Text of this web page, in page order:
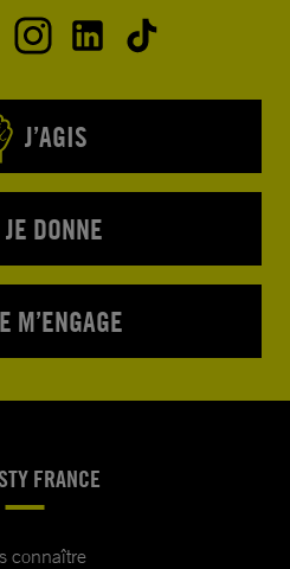
J’AGIS
JE DONNE
M’ENGAGE
FRANCE
connaître